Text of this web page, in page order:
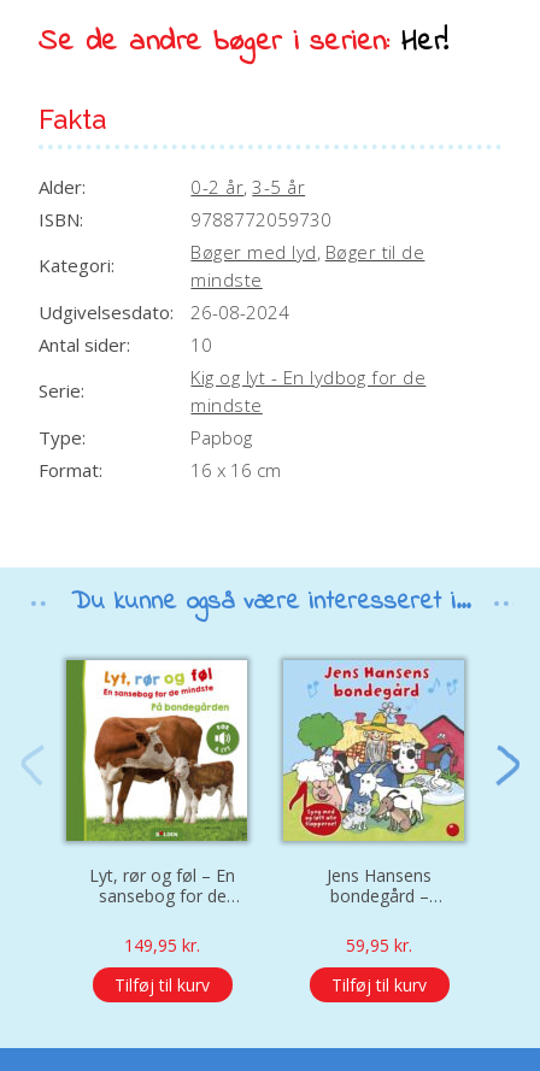
Se de andre bøger i serien: Her!
Fakta
Alder: 0-2 år,3-5 år
ISBN:
9788772059730
Kategori:
Bøger med lyd, Bøger til de
mindste
Udgivelsesdato:
26-08-2024
Antal sider:
10
Serie:
Kig og lyt - En lydbog for de
mindste
Type:
Papbog
Format:
16 x 16 cm
Du kunne også være interesseret i...
Lyt, rør og føl – En
sansebog for de
bondegården
149,95kr.
Tilføj til kurv
Jens Hansens
bondegård –
59,95kr.
Tilføj til kurv